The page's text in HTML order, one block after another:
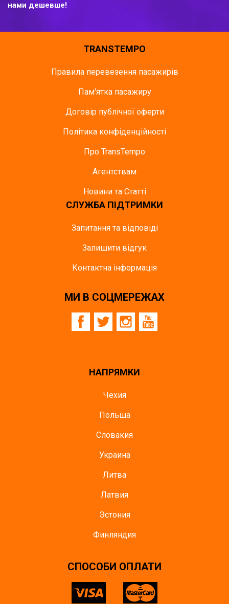
нами дешевше!
TRANSTEMPO
Правила перевезення пасажирів
Пам'ятка пасажиру
Договір публічної оферти
Політика конфіденційності
Про TransTempo
Агентствам
Новини та Статті
СЛУЖБА ПІДТРИМКИ
Запитання та відповіді
Залишити відгук
Контактна інформація
МИ В СОЦМЕРЕЖАХ
НАПРЯМКИ
Чехия
Польша
Словакия
Украина
Литва
Латвия
Эстония
Финляндия
СПОСОБИ ОПЛАТИ